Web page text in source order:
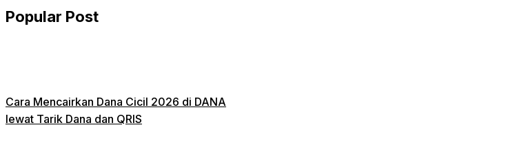
Popular Post
Cara Mencairkan Dana Cicil 2026 di DANA
lewat Tarik Dana dan QRIS